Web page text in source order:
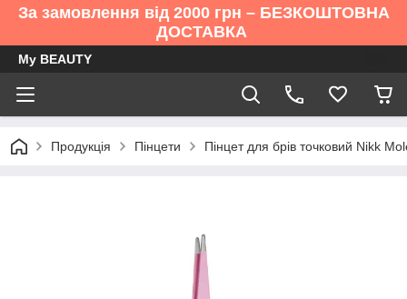
За замовлення від 2000 грн – БЕЗКОШТОВНА
ДОСТАВКА
My BEAUTY
Продукція Пінцети Пінцет для брів точковий Nikk